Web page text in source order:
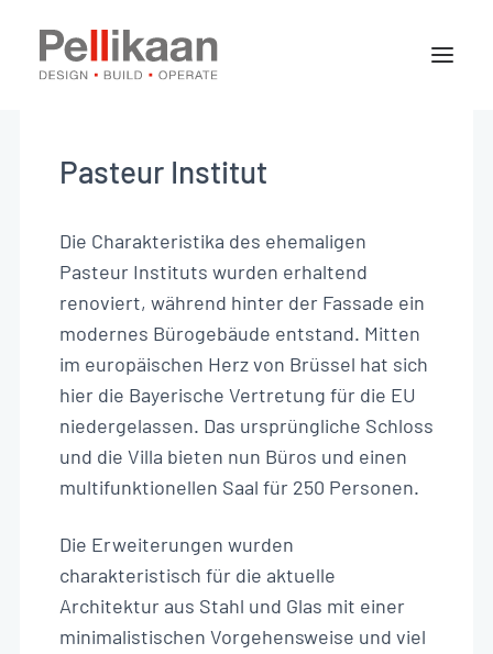
Spezialisierungen
News
Kontakt
DE
Pasteur Institut
Die Charakteristika des ehemaligen
Pasteur Instituts wurden erhaltend
renoviert, während hinter der Fassade ein
modernes Bürogebäude entstand. Mitten
im europäischen Herz von Brüssel hat sich
hier die Bayerische Vertretung für die EU
niedergelassen. Das ursprüngliche Schloss
und die Villa bieten nun Büros und einen
multifunktionellen Saal für 250 Personen.
Die Erweiterungen wurden
charakteristisch für die aktuelle
Architektur aus Stahl und Glas mit einer
minimalistischen Vorgehensweise und viel